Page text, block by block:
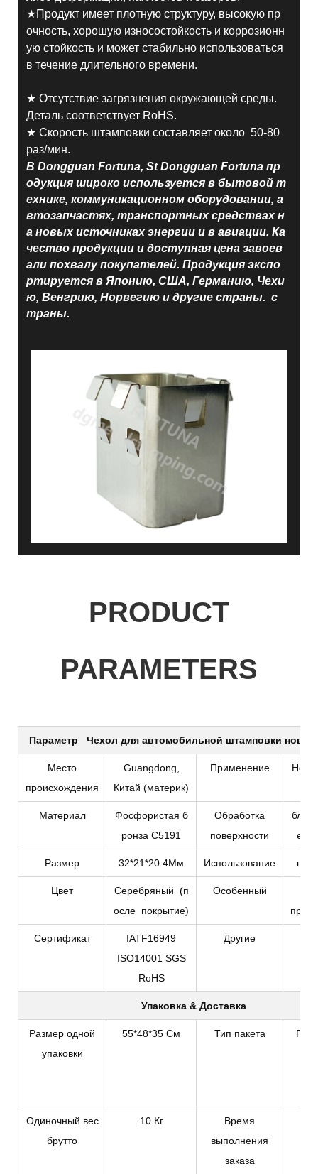
★Продукт имеет плотную структуру, высокую пр
очность, хорошую износостойкость и коррозионн
ую стойкость и может стабильно использоваться
в течение длительного времени.
★ Отсутствие загрязнения окружающей среды.
Деталь соответствует RoHS.
★ Скорость штамповки составляет около 50-80
раз/мин.
В Dongguan Fortuna, St Dongguan Fortuna пр
одукция широко используется в бытовой т
ехнике, коммуникационном оборудовании, а
втозапчастях, транспортных средствах н
а новых источниках энергии и в авиации. Ка
чество продукции и доступная цена завоев
али похвалу покупателей. Продукция экспо
ртируется в Японию, США, Германию, Чехи
ю, Венгрию, Норвегию и другие страны. с
траны.
PRODUCT
PARAMETERS
Параметр Чехол для автомобильной штамповки новой
Место
происхождения
Guangdong,
Китай (материк)
Применение
Материал
Фосфористая б
ронза С5191
Обработка
поверхности
Размер 32*21*20.4Мм Использование
Цвет Серебряный (п
осле покрытие)
Особенный
Сертификат
IATF16949
ISO14001 SGS
RoHS
Другие
Упаковка & Доставка
Размер одной
упаковки
55*48*35 См Тип пакета
Одиночный вес
брутто
10 Кг
Время
выполнения
заказа